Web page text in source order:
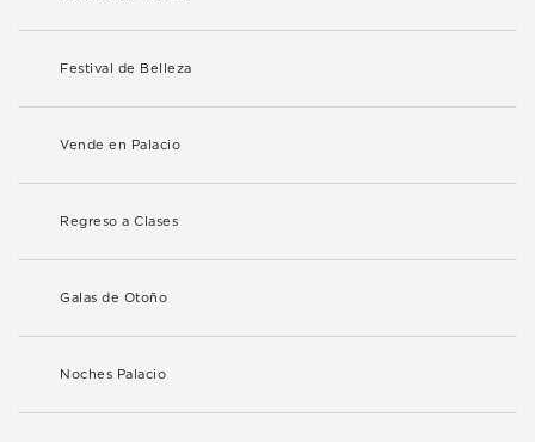
Festival de Belleza
Vende en Palacio
Regreso a Clases
Galas de Otoño
Noches Palacio